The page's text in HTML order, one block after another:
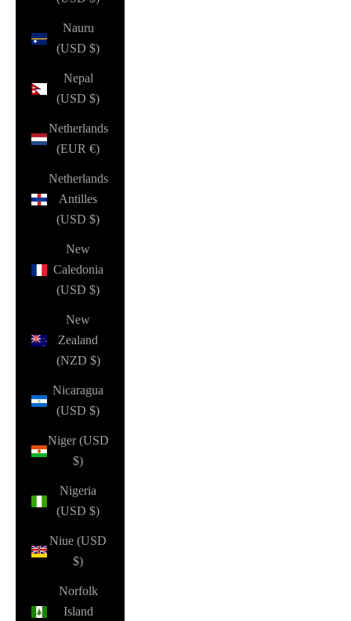
Nauru
(USD $)
Nepal
(USD $)
Netherlands
(EUR €)
Netherlands
Antilles
(USD $)
New
Caledonia
(USD $)
New
Zealand
(NZD $)
Nicaragua
(USD $)
Niger (USD
$)
Nigeria
(USD $)
Niue (USD
$)
Norfolk
Island